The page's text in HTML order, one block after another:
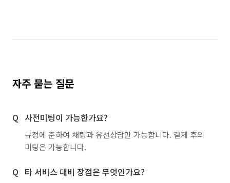
자주 묻는 질문
사전미팅이 가능한가요?
규정에 준하여 채팅과 유선상담만 가능합니다. 결제 후의
미팅은 가능합니다.
타 서비스 대비 장점은 무엇인가요?